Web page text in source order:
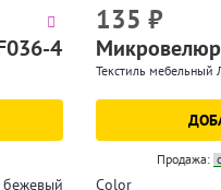
4
бежевый
135 ₽
Текстиль мебельный
Продажа:
Color